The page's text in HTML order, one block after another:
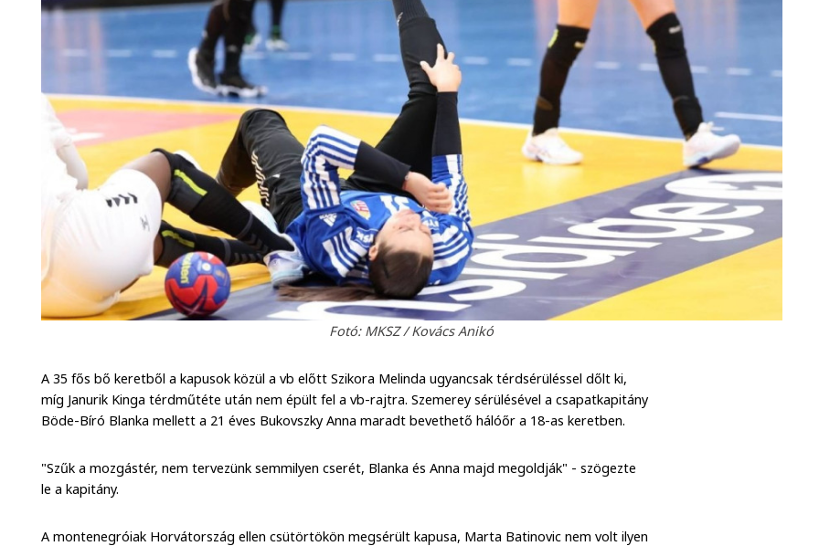
Fotó: MKSZ / Kovács Anikó
A 35 fős bő keretből a kapusok közül a vb előtt Szikora Melinda ugyancsak térdsérüléssel dőlt ki,
míg Janurik Kinga térdműtéte után nem épült fel a vb-rajtra. Szemerey sérülésével a csapatkapitány
Böde-Bíró Blanka mellett a 21 éves Bukovszky Anna maradt bevethető hálóőr a 18-as keretben.
"Szűk a mozgástér, nem tervezünk semmilyen cserét, Blanka és Anna majd megoldják" - szögezte
le a kapitány.
A montenegróiak Horvátország ellen csütörtökön megsérült kapusa, Marta Batinovic nem volt ilyen